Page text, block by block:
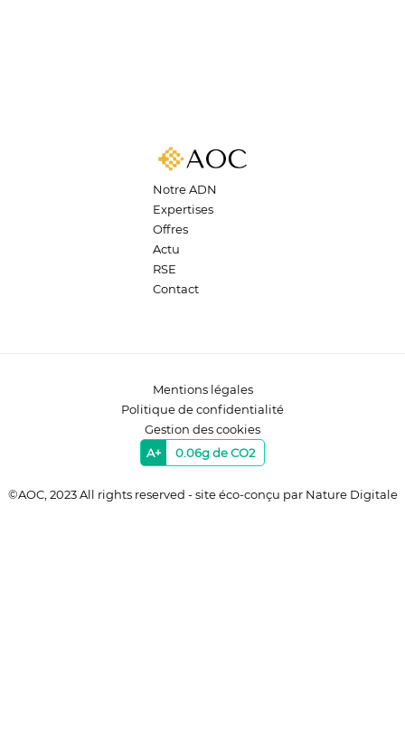
Notre ADN
Expertises
Offres
Actu
RSE
Contact
Mentions légales
Politique de confidentialité
Gestion des cookies
A+
0.06g de CO2
©AOC, 2023 All rights reserved - site éco-conçu par Nature Digitale